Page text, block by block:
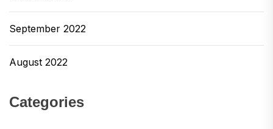
September 2022
August 2022
Categories